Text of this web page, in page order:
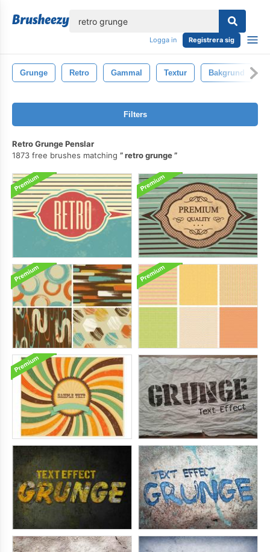
Logga in Registrera sig
Grunge Retro Gammal Textur Bakgrund
Filters
Retro Grunge Penslar
1873 free brushes matching
retro grunge